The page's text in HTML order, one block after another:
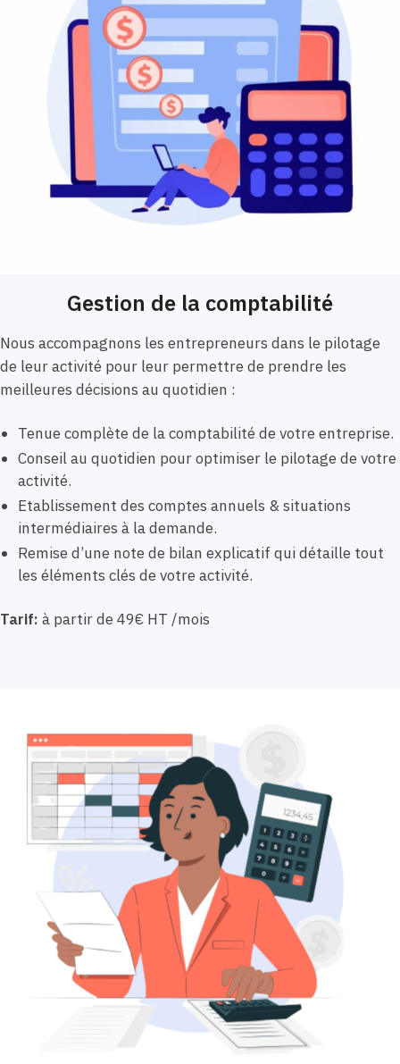
Gestion de la comptabilité
Nous accompagnons les entrepreneurs dans le pilotage
de leur activité pour leur permettre de prendre les
meilleures décisions au quotidien :
Tenue complète de la comptabilité de votre entreprise.
Conseil au quotidien pour optimiser le pilotage de votre
activité.
Etablissement des comptes annuels & situations
intermédiaires à la demande.
Remise d’une note de bilan explicatif qui détaille tout
les éléments clés de votre activité.
Tarif: à partir de 49€ HT /mois